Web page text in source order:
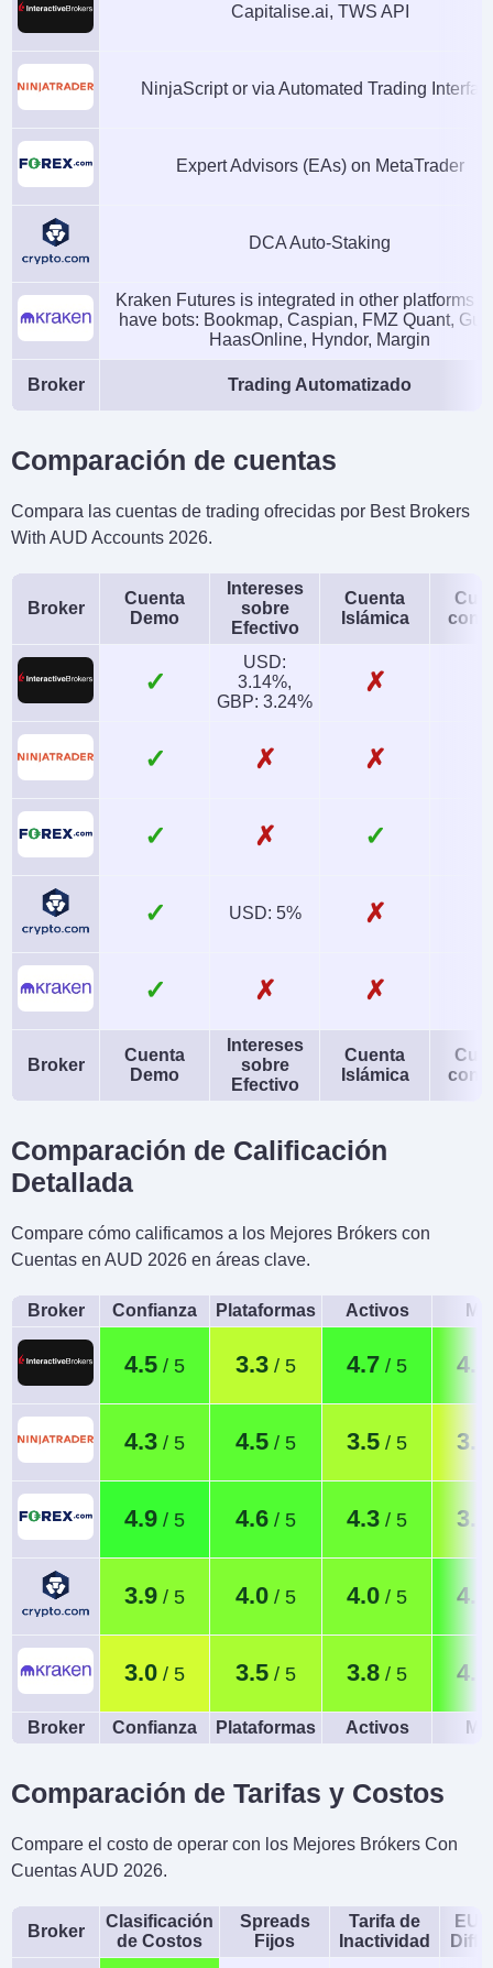
Capitalise.ai, TWS API
NinjaScript or via Automated Trading
Expert Advisors (EAs) on MetaTrader
DCA Auto-Staking
Kraken Futures is integrated in other platforms
have bots: Bookmap, Caspian, FMZ Quant,
HaasOnline, Hyndor, Margin
Broker Trading Automatizado
Comparación de cuentas
Compara las cuentas de trading ofrecidas por Best Brokers
With AUD Accounts 2026.
Broker
Cuenta
Demo
Intereses
sobre
Efectivo
Cuenta
Islámica
✓
USD:
3.14%,
GBP: 3.24%
✗
✓ ✗ ✗
✓ ✗ ✓
✓ USD: 5% ✗
✓ ✗ ✗
Broker
Cuenta
Demo
Intereses
sobre
Efectivo
Cuenta
Islámica
Comparación de Calificación
Detallada
Compare cómo calificamos a los Mejores Brókers con
Cuentas en AUD 2026 en áreas clave.
Broker Confianza Plataformas Activos
4.5 3.3 4.7 4.4
4.3 4.5 3.5 3.1
4.9 4.6 4.3 3.7
3.9 4.0 4.0 4.6
3.0 3.5 3.8 4.5
Broker Confianza Plataformas Activos
Comparación de Tarifas y Costos
Compare el costo de operar con los Mejores Brókers Con
Cuentas AUD 2026.
Broker
Clasificación
de Costos
Spreads
Fijos
Tarifa de
Inactividad